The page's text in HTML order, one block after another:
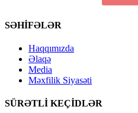
SƏHİFƏLƏR
Haqqımızda
Əlaqə
Media
Məxfilik Siyasəti
SÜRƏTLİ KEÇİDLƏR